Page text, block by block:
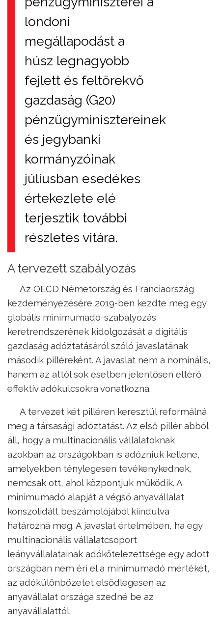
londoni
megállapodást a
húsz legnagyobb
fejlett és feltörekvő
gazdaság (G20)
pénzügyminisztereinek
és jegybanki
kormányzóinak
júliusban esedékes
értekezlete elé
terjesztik további
részletes vitára.
A tervezett szabályozás
Az OECD Németország és Franciaország
kezdeményezésére 2019-ben kezdte meg egy
globális minimumadó-szabályozás
keretrendszerének kidolgozását a digitális
gazdaság adóztatásáról szóló javaslatának
második pilléreként. A javaslat nem a nominális,
hanem az attól sok esetben jelentősen eltérő
effektív adókulcsokra vonatkozna.
A tervezet két pilléren keresztül reformálná
meg a társasági adóztatást. Az első pillér abból
áll, hogy a multinacionális vállalatoknak
azokban az országokban is adózniuk kellene,
amelyekben ténylegesen tevékenykednek,
nemcsak ott, ahol központjuk működik. A
minimumadó alapját a végső anyavállalat
konszolidált beszámolójából kiindulva
határozná meg. A javaslat értelmében, ha egy
multinacionális vállalatcsoport
leányvállalatainak adókötelezettsége egy adott
országban nem éri el a minimumadó mértékét,
az adókülönbözetet elsődlegesen az
anyavállalat országa szedné be az
anyavállalattól.